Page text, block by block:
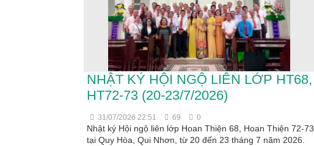
NHẬT KÝ HỘI NGỘ LIÊN LỚP HT68,
HT72-73 (20-23/7/2026)
31/07/2026 22:51 69 0
Nhật ký Hội ngộ liên lớp Hoan Thiện 68, Hoan Thiện 72-73
tại Quy Hòa, Qui Nhơn, từ 20 đến 23 tháng 7 năm 2026.